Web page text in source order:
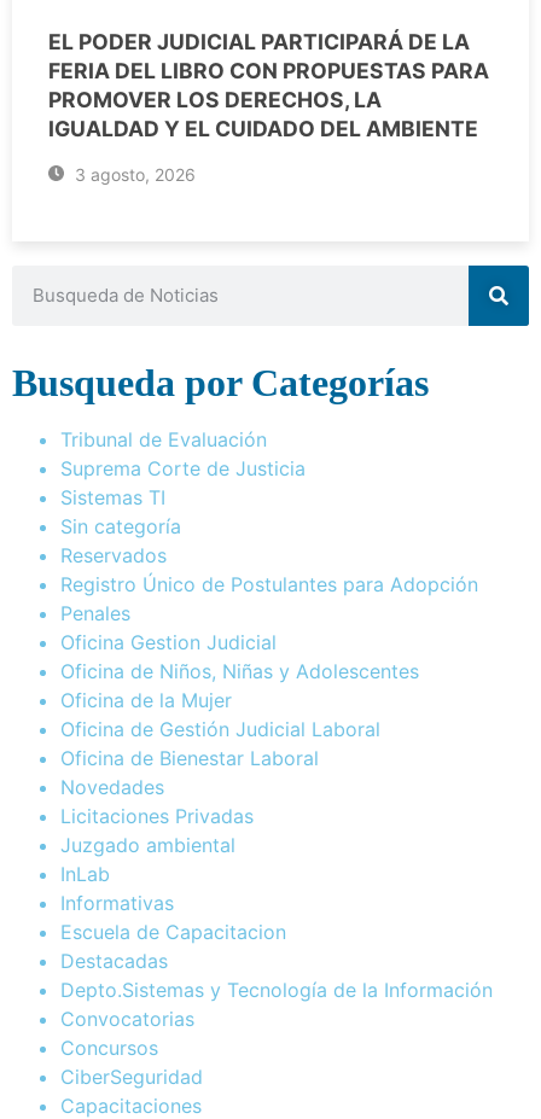
EL PODER JUDICIAL PARTICIPARÁ DE LA
FERIA DEL LIBRO CON PROPUESTAS PARA
PROMOVER LOS DERECHOS, LA
IGUALDAD Y EL CUIDADO DEL AMBIENTE
3 agosto, 2026
Busqueda por Categorías
Tribunal de Evaluación
Suprema Corte de Justicia
Sistemas TI
Sin categoría
Reservados
Registro Único de Postulantes para Adopción
Penales
Oficina Gestion Judicial
Oficina de Niños, Niñas y Adolescentes
Oficina de la Mujer
Oficina de Gestión Judicial Laboral
Oficina de Bienestar Laboral
Novedades
Licitaciones Privadas
Juzgado ambiental
InLab
Informativas
Escuela de Capacitacion
Destacadas
Depto.Sistemas y Tecnología de la Información
Convocatorias
Concursos
CiberSeguridad
Capacitaciones